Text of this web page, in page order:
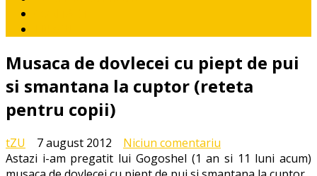
Musaca de dovlecei cu piept de pui
si smantana la cuptor (reteta
pentru copii)
tZU 7 august 2012 Niciun comentariu
Musaca
Astazi i-am pregatit lui Gogoshel (1 an si 11 luni acum)